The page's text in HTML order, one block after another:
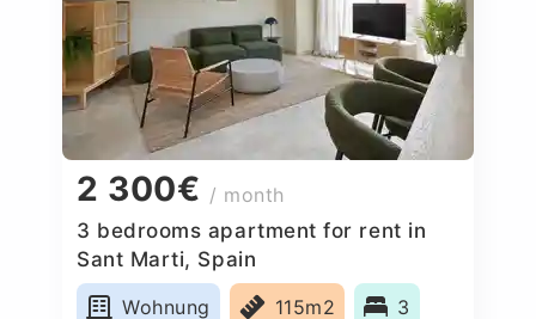
2 300€ / month
3 bedrooms apartment for rent in
Sant Marti, Spain
Wohnung
115m2 3